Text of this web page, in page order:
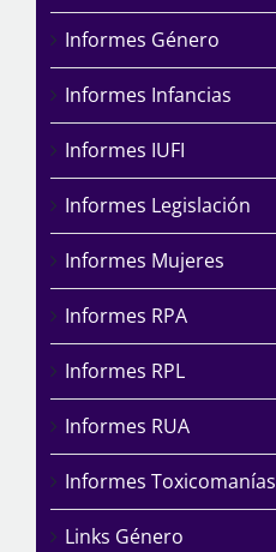
Informes Género
Informes Infancias
Informes IUFI
Informes Legislación
Informes Mujeres
Informes RPA
Informes RPL
Informes RUA
Informes Toxicomanías
Links Género